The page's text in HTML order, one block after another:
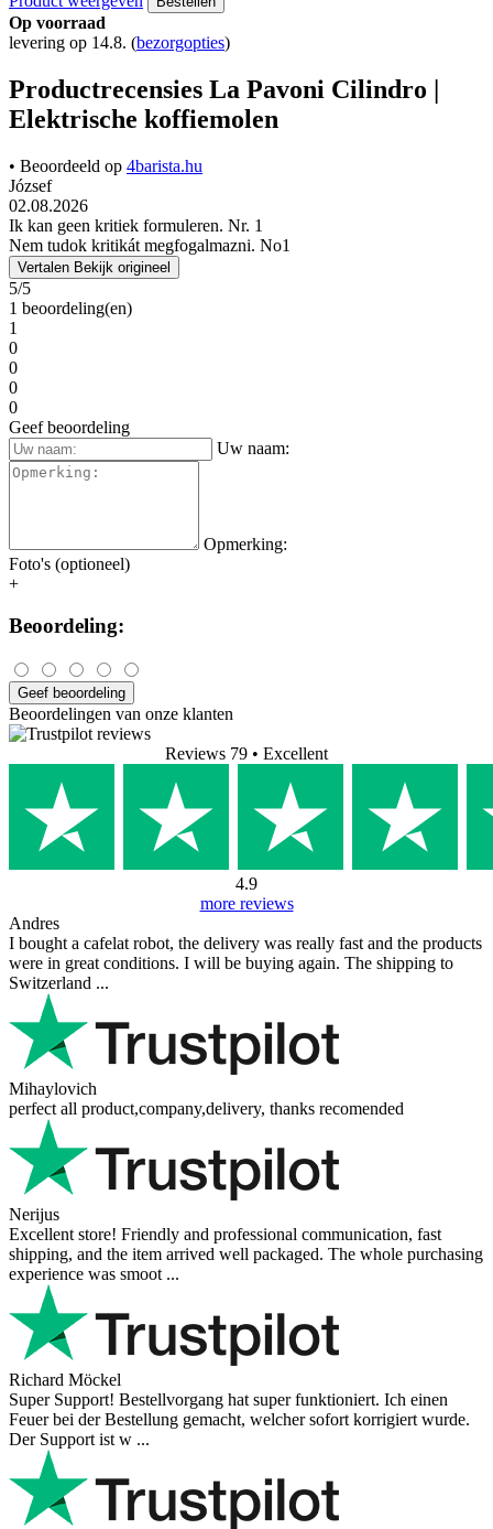
RecensiesLa Pavoni Cilindro |
Elektrische koffiemolen
Op zoek naar La Pavoni Cilindro | Elektrische koffiemolen
productrecensies?
Tot nu toe heeft dit product een beoordeling gekregen van 5 van de
5 sterren door 1 gebruikers. Hieronder vindt u recensies en
ervaringen van echte gebruikers van de La Pavoni Cilindro |
Elektrische koffiemolen.
549,00 €
Excl. BTW: 453,72 €
Product weergeven
Op voorraad
levering op 14.8.
Productrecensies La Pavoni Cilindro |
Elektrische koffiemolen
• Beoordeeld op
Ik kan geen kritiek formuleren. Nr. 1
Nem tudok kritikát megfogalmazni. No1
Vertalen
1 beoordeling(en)
0
0
0
0
Geef beoordeling
Uw naam:
Beoordeling:
Geef beoordeling
Beoordelingen van onze klanten
Reviews 79 • Excellent
4.9
Andres
I bought a cafelat robot, the delivery was really fast and the products
were in great conditions. I will be buying again. The shipping to
Switzerland ...
Mihaylovich
perfect all product,company,delivery, thanks recomended